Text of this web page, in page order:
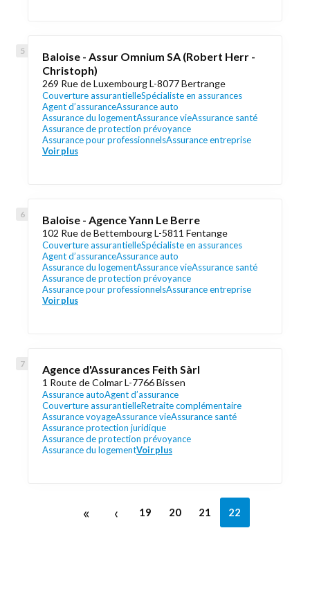
Baloise - Assur Omnium SA (Robert Herr -
Christoph)
269 Rue de Luxembourg L-8077 Bertrange
Couverture assurantielleSpécialiste en assurances
Agent d’assuranceAssurance auto
Assurance du logementAssurance vieAssurance santé
Assurance de protection prévoyance
Assurance pour professionnelsAssurance entreprise
Voir plus
Baloise - Agence Yann Le Berre
102 Rue de Bettembourg L-5811 Fentange
Couverture assurantielleSpécialiste en assurances
Agent d’assuranceAssurance auto
Assurance du logementAssurance vieAssurance santé
Assurance de protection prévoyance
Assurance pour professionnelsAssurance entreprise
Voir plus
Agence d'Assurances Feith Sàrl
1 Route de Colmar L-7766 Bissen
Assurance autoAgent d’assurance
Couverture assurantielleRetraite complémentaire
Assurance voyageAssurance vieAssurance santé
Assurance protection juridique
Assurance de protection prévoyance
Assurance du logementVoir plus
« ‹ 19 20 21 22